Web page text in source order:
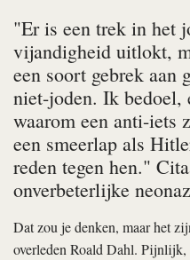
"Er is een trek in het
vijandigheid uitlokt,
een soort gebrek aan
niet-joden. Ik bedoel,
waarom een anti-iets
een smeerlap als
reden tegen hen."
onverbeterlijke
Dat zou je denken, maar het
overleden Roald Dahl.